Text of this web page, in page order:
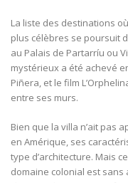
La liste des destinations
plus célèbres se poursuit
au Palais de Partarríu ou
mystérieux a été achevé
Piñera, et le film
entre ses murs.
Bien que la villa n’ait pas
en Amérique, ses
type d’architecture. Mais
domaine colonial est